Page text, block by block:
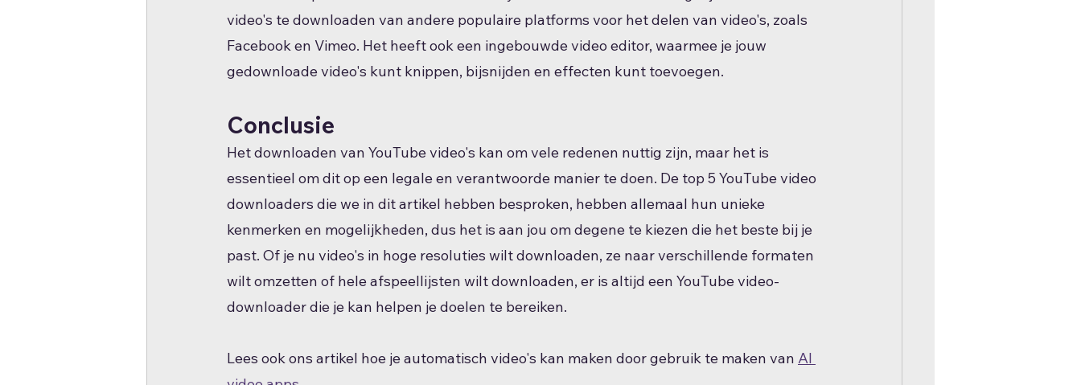
video's te downloaden van andere populaire platforms voor het delen van video's, zoals
Facebook en Vimeo. Het heeft ook een ingebouwde video editor, waarmee je jouw
gedownloade video's kunt knippen, bijsnijden en effecten kunt toevoegen.
Conclusie
Het downloaden van YouTube video's kan om vele redenen nuttig zijn, maar het is
essentieel om dit op een legale en verantwoorde manier te doen. De top 5 YouTube video
downloaders die we in dit artikel hebben besproken, hebben allemaal hun unieke
kenmerken en mogelijkheden, dus het is aan jou om degene te kiezen die het beste bij je
past. Of je nu video's in hoge resoluties wilt downloaden, ze naar verschillende formaten
wilt omzetten of hele afspeellijsten wilt downloaden, er is altijd een YouTube video-
downloader die je kan helpen je doelen te bereiken.
Lees ook ons artikel hoe je automatisch video's kan maken door gebruik te maken van AI